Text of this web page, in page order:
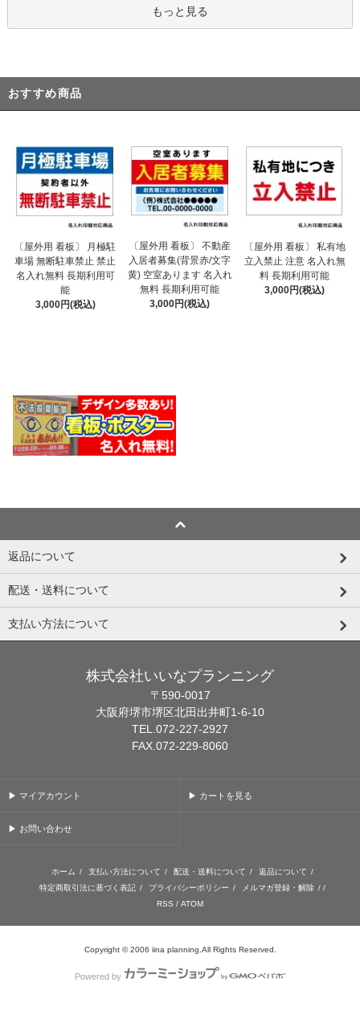
もっと見る
おすすめ商品
〔屋外用 看板〕 月極駐
車場 無断駐車禁止 禁止
名入れ無料 長期利用可
能
3,000円(税込)
〔屋外用 看板〕 不動産
入居者募集(背景赤/文字
黄) 空室あります 名入れ
無料 長期利用可能
3,000円(税込)
〔屋外用 看板〕 私有地
立入禁止 注意 名入れ無
料 長期利用可能
3,000円(税込)
返品について
配送・送料について
支払い方法について
株式会社いいなプランニング
〒590-0017
大阪府堺市堺区北田出井町1-6-10
TEL.072-227-2927
FAX.072-229-8060
▶ マイアカウント ▶ カートを見る
▶ お問い合わせ
ホーム / 支払い方法について / 配送・送料について / 返品について /
特定商取引法に基づく表記 / プライバシーポリシー / メルマガ登録・解除 / /
RSS / ATOM
Copyright © 2006 iina planning.All Rights Reserved.
Powered by